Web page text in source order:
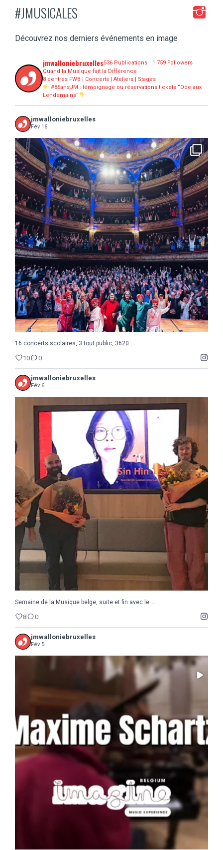
#JMUSICALES
Découvrez nos derniers événements en image
jmwalloniebruxelles536 Publications
1 759 Followers
Quand la Musique fait la Différence
8 centres FWB | Concerts | Ateliers | Stages
#85ansJM : témoignage ou réservations tickets “Ode aux
Lendemains”
jmwalloniebruxelles
Fév 16
16 concerts scolaires, 3 tout public, 3620 ...
10 0
16 concerts scolaires, 3 tout public, 3620 ...
10 0
jmwalloniebruxelles
Fév 6
Semaine de la Musique belge, suite et fin avec le ...
Semaine de la Musique belge, suite et fin avec le ...
8 0
jmwalloniebruxelles
Fév 5
Il ne reste que 10 jours pour sauter le pas :
5